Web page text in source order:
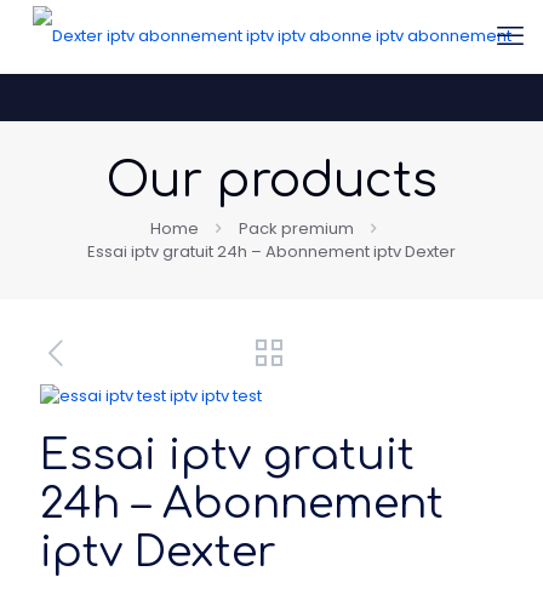
Our products
Home
Pack premium
Essai iptv gratuit 24h – Abonnement iptv Dexter
Essai iptv gratuit
24h – Abonnement
iptv Dexter